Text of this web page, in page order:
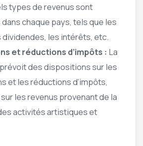
types de revenus sont
chaque pays, tels que les
les intérêts, etc.
et réductions d’impôts : La
des dispositions sur les
et les réductions d’impôts,
les revenus provenant de la
activités artistiques et